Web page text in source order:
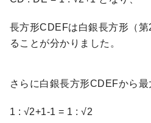
長方形CDEFは白銀長方形（
ることが分かりました。
さらに白銀長方形CDEFから
1 : √2+1-1 = 1 : √2